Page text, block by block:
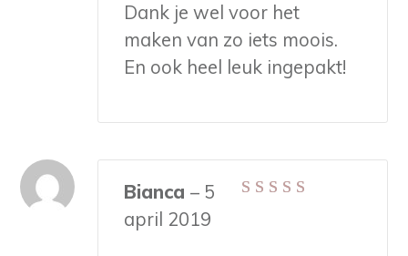
Dank je wel voor het
maken van zo iets moois.
En ook heel leuk ingepakt!
Bianca– 5
april 2019